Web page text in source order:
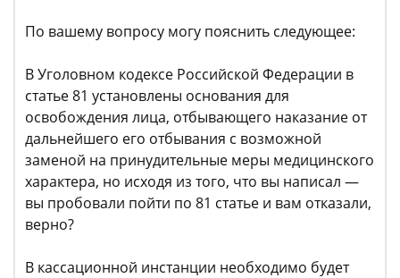
По вашему вопросу могу пояснить следующее:
В Уголовном кодексе Российской Федерации в
статье 81 установлены основания для
освобождения лица, отбывающего наказание от
дальнейшего его отбывания с возможной
заменой на принудительные меры медицинского
характера, но исходя из того, что вы написал —
вы пробовали пойти по 81 статье и вам отказали,
верно?
В кассационной инстанции необходимо будет